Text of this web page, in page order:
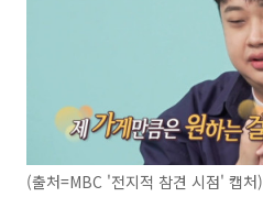
(출처=MBC '전지적 참견 시점' 캡처)